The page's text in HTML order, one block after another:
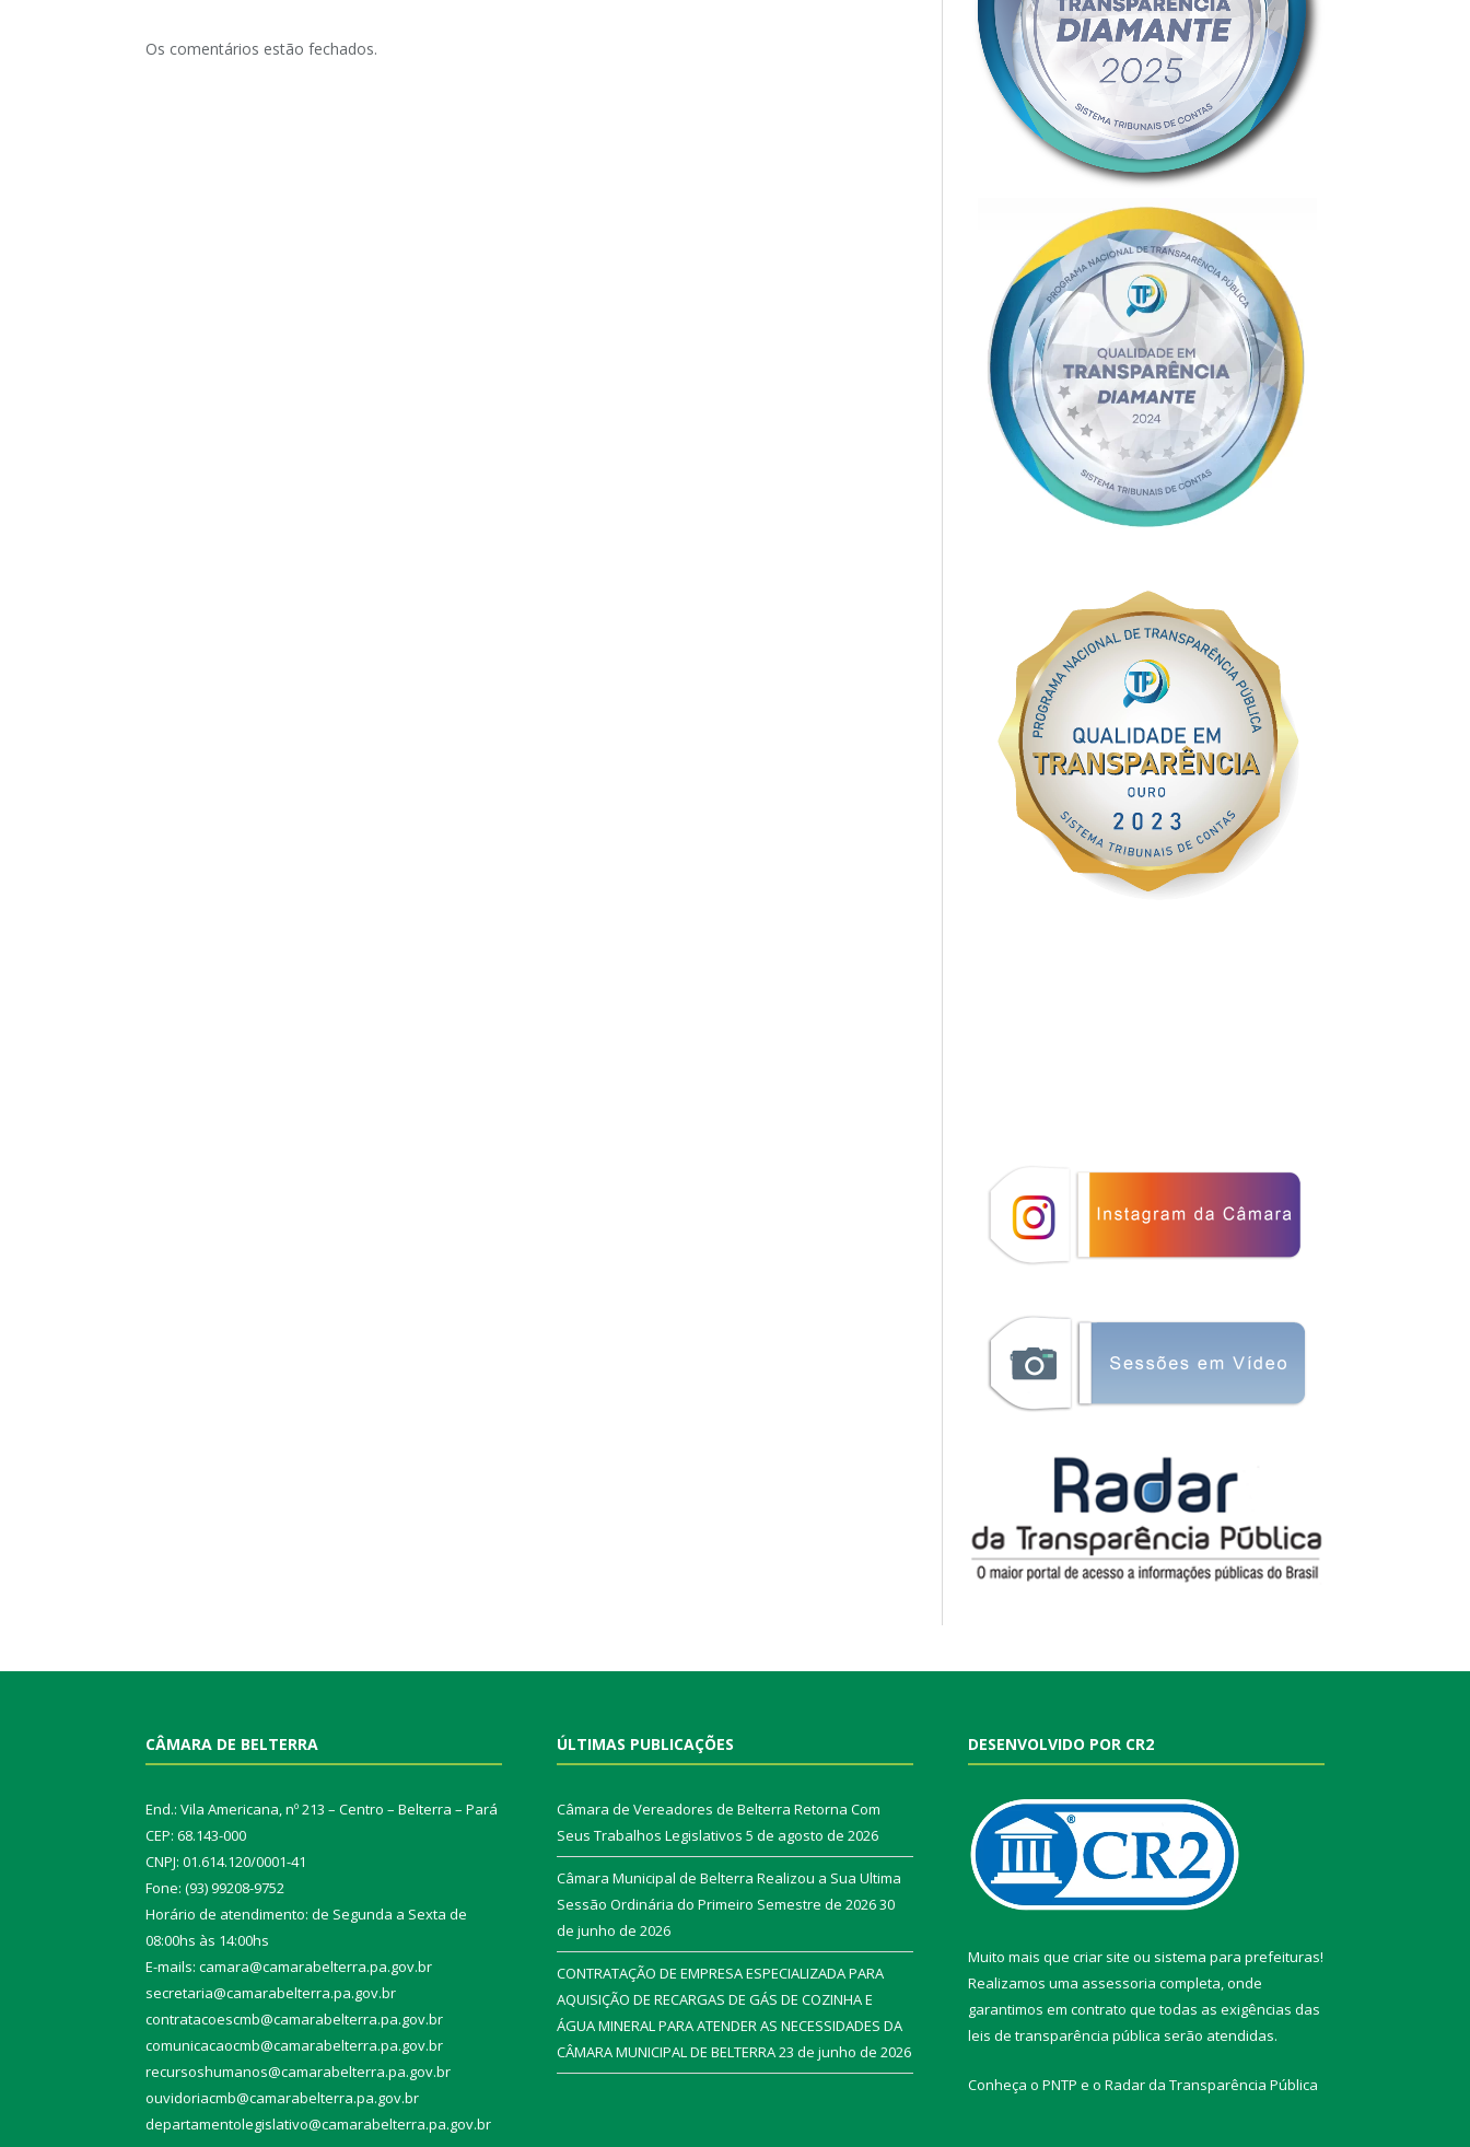
Os comentários estão fechados.
CÂMARA DE BELTERRA
End.: Vila Americana, nº 213 – Centro – Belterra – Pará
CEP: 68.143-000
CNPJ: 01.614.120/0001-41
Fone: (93) 99208-9752
Horário de atendimento: de Segunda a Sexta de
08:00hs às 14:00hs
E-mails: camara@camarabelterra.pa.gov.br
secretaria@camarabelterra.pa.gov.br
contratacoescmb@camarabelterra.pa.gov.br
comunicacaocmb@camarabelterra.pa.gov.br
recursoshumanos@camarabelterra.pa.gov.br
ouvidoriacmb@camarabelterra.pa.gov.br
departamentolegislativo@camarabelterra.pa.gov.br
ÚLTIMAS PUBLICAÇÕES
Câmara de Vereadores de Belterra Retorna Com
Seus Trabalhos Legislativos 5 de agosto de 2026
Câmara Municipal de Belterra Realizou a Sua Ultima
Sessão Ordinária do Primeiro Semestre de 202630
de junho de 2026
CONTRATAÇÃO DE EMPRESA ESPECIALIZADA PARA
AQUISIÇÃO DE RECARGAS DE GÁS DE COZINHA E
ÁGUA MINERAL PARA ATENDER AS NECESSIDADES DA
CÂMARA MUNICIPAL DE BELTERRA23 de junho de 2026
DESENVOLVIDO POR CR2
Muito mais que criar site ou sistema para prefeituras!
Realizamos uma assessoria completa, onde
garantimos em contrato que todas as exigências das
leis de transparência pública serão atendidas.
Conheça o PNTP e o Radar da Transparência Pública